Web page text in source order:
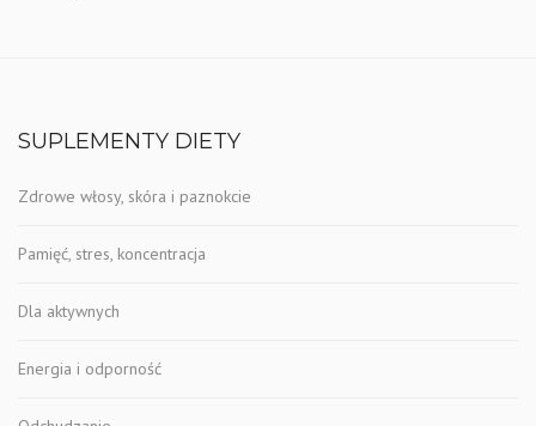
SUPLEMENTY DIETY
Zdrowe włosy, skóra i paznokcie
Pamięć, stres, koncentracja
Dla aktywnych
Energia i odporność